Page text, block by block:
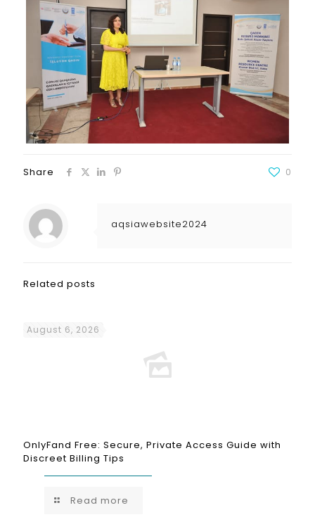
Share 0
aqsiawebsite2024
Related posts
August 6, 2026
OnlyFand Free: Secure, Private Access Guide with
Discreet Billing Tips
Read more